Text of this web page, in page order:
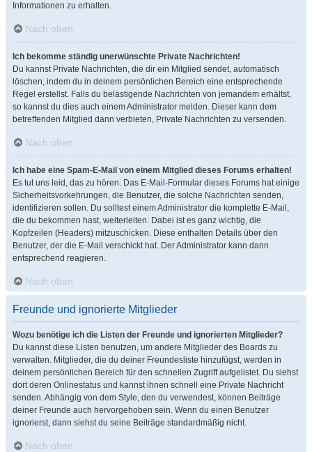
Informationen zu erhalten.
Nach oben
Ich bekomme ständig unerwünschte Private Nachrichten!
Du kannst Private Nachrichten, die dir ein Mitglied sendet, automatisch
löschen, indem du in deinem persönlichen Bereich eine entsprechende
Regel erstellst. Falls du belästigende Nachrichten von jemandem erhältst,
so kannst du dies auch einem Administrator melden. Dieser kann dem
betreffenden Mitglied dann verbieten, Private Nachrichten zu versenden.
Nach oben
Ich habe eine Spam-E-Mail von einem Mitglied dieses Forums erhalten!
Es tut uns leid, das zu hören. Das E-Mail-Formular dieses Forums hat einige
Sicherheitsvorkehrungen, die Benutzer, die solche Nachrichten senden,
identifizieren sollen. Du solltest einem Administrator die komplette E-Mail,
die du bekommen hast, weiterleiten. Dabei ist es ganz wichtig, die
Kopfzeilen (Headers) mitzuschicken. Diese enthalten Details über den
Benutzer, der die E-Mail verschickt hat. Der Administrator kann dann
entsprechend reagieren.
Nach oben
Freunde und ignorierte Mitglieder
Wozu benötige ich die Listen der Freunde und ignorierten Mitglieder?
Du kannst diese Listen benutzen, um andere Mitglieder des Boards zu
verwalten. Mitglieder, die du deiner Freundesliste hinzufügst, werden in
deinem persönlichen Bereich für den schnellen Zugriff aufgelistet. Du siehst
dort deren Onlinestatus und kannst ihnen schnell eine Private Nachricht
senden. Abhängig von dem Style, den du verwendest, können Beiträge
deiner Freunde auch hervorgehoben sein. Wenn du einen Benutzer
ignorierst, dann siehst du seine Beiträge standardmäßig nicht.
Nach oben